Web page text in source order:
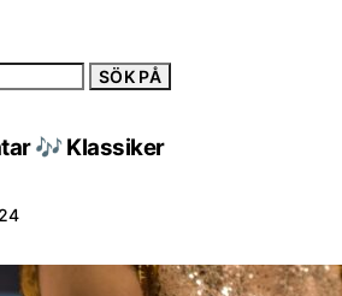
SÖK PÅ
🎶 Klassiker